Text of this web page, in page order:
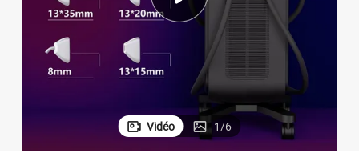
Vidéo 1/6